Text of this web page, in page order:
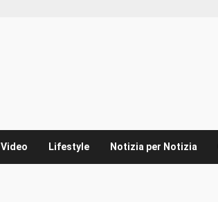
Video Lifestyle Notizia per Notizia